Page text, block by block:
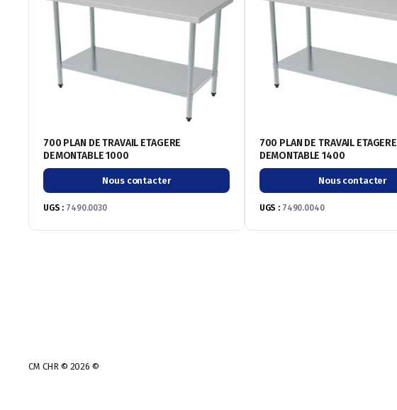
700 PLAN DE TRAVAIL ETAGERE
DEMONTABLE 1000
Nous contacter
UGS : 7490.0030
700 PLAN DE TRAVAIL ETAGERE
DEMONTABLE 1400
Nous contacter
UGS : 7490.0040
CM CHR © 2026 ©